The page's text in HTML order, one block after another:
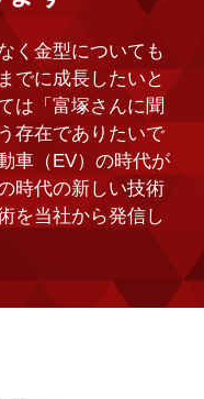
く金型についても
でに成長したいと
は「富塚さんに聞
存在でありたいで
車（EV）の時代が
時代の新しい技術
を当社から発信し